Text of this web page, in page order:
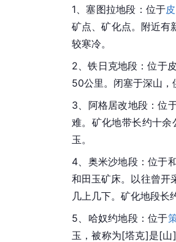
1、塞图拉地段：位于
矿点、矿化点。附近有
较寒冷。
2、铁日克地段：位于
50公里。闭塞于深山
3、阿格居改地段：位
难。矿化地带长约十
玉。
4、奥米沙地段：位于
和田玉矿床。以往曾开
几上几下。矿化地段长
5、哈奴约地段：位于
玉，被称为[塔克]是[山